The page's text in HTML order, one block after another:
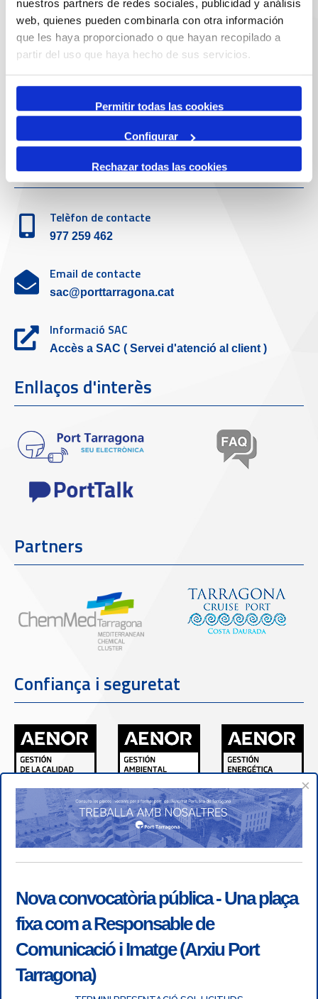
nuestros partners de redes sociales, publicidad y análisis
web, quienes pueden combinarla con otra información
que les haya proporcionado o que hayan recopilado a
partir del uso que haya hecho de sus servicios.
Permitir todas las cookies
Configurar
Rechazar todas las cookies
Passeig de l'Escullera s/n, 43004 Tarragona
Telèfon de contacte
977 259 400
Emergències
(+34) 900 229 900
Servei d'atenció al client
Telèfon de contacte
977 259 462
Email de contacte
sac@porttarragona.cat
Informació SAC
Accès a SAC ( Servei d'atenció al client )
Enllaços d'interès
Partners
Confiança i seguretat
×
Nova convocatòria pública - Una plaça
fixa com a Responsable de
Comunicació i Imatge (Arxiu Port
Tarragona)